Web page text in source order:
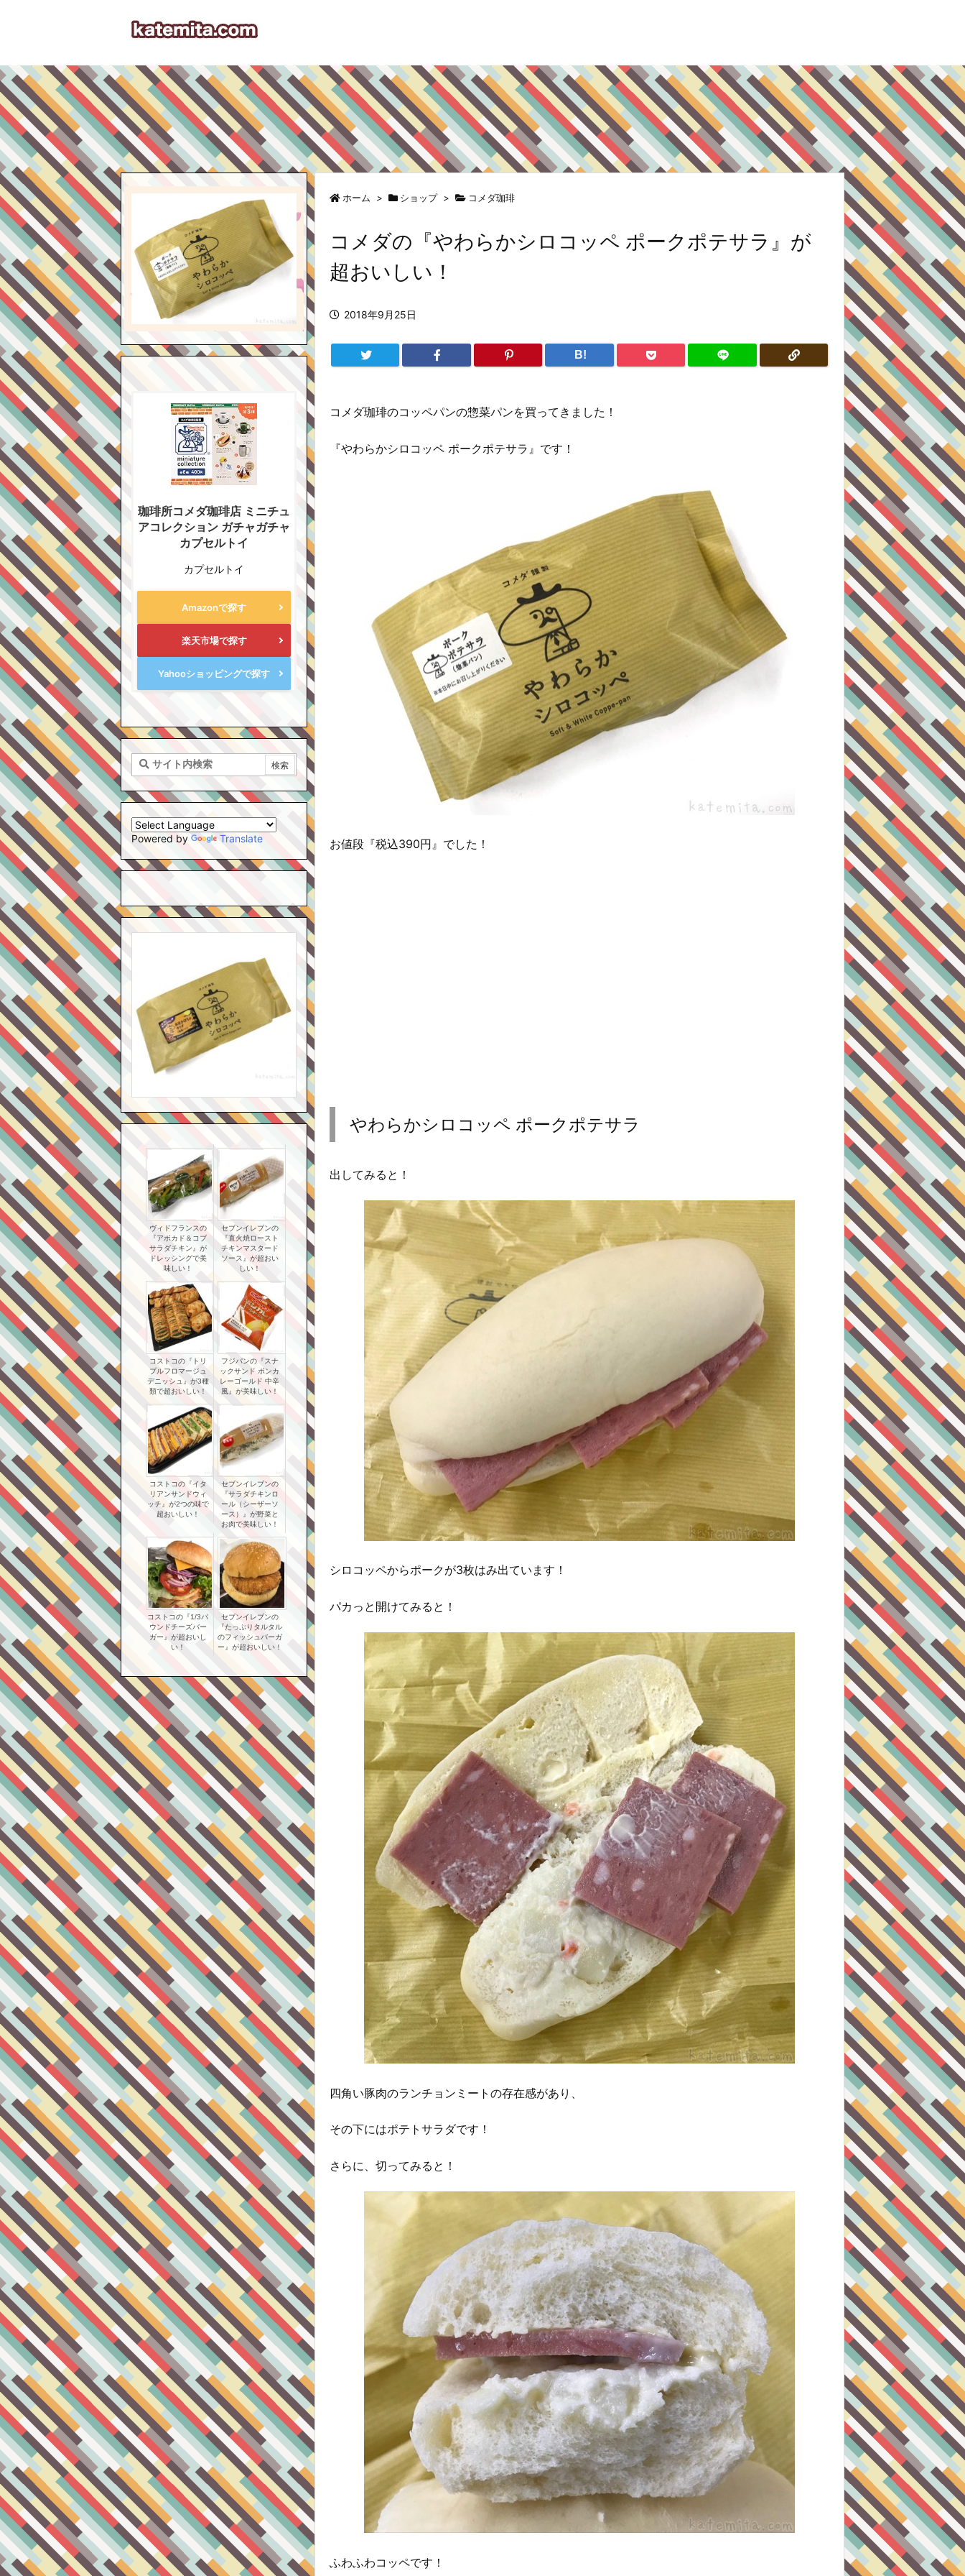
ホーム > ショップ > コメダ珈琲
コメダの『やわらかシロコッペ ポークポテサラ』が
超おいしい！
2018年9月25日
B!
コメダ珈琲のコッペパンの惣菜パンを買ってきました！
『やわらかシロコッペ ポークポテサラ』です！
お値段『税込390円』でした！
やわらかシロコッペ ポークポテサラ
出してみると！
シロコッペからポークが3枚はみ出ています！
パカっと開けてみると！
四角い豚肉のランチョンミートの存在感があり、
その下にはポテトサラダです！
さらに、切ってみると！
ふわふわコッペです！
珈琲所コメダ珈琲店 ミニチュ
アコレクション ガチャガチャ
カプセルトイ
カプセルトイ
Amazonで探す
楽天市場で探す
Yahooショッピングで探す
Powered by Translate
ヴィドフランスの
『アボカド＆コブ
サラダチキン』が
ドレッシングで美
味しい！
セブンイレブンの
『直火焼ロースト
チキンマスタード
ソース』が超おい
しい！
コストコの『トリ
プルフロマージュ
デニッシュ』が3種
類で超おいしい！
フジパンの『スナ
ックサンド ボンカ
レーゴールド 中辛
風』が美味しい！
コストコの『イタ
リアンサンドウィ
ッチ』が2つの味で
超おいしい！
セブンイレブンの
『サラダチキンロ
ール（シーザーソ
ース）』が野菜と
お肉で美味しい！
コストコの『1/3パ
ウンドチーズバー
ガー』が超おいし
い！
セブンイレブンの
『たっぷりタルタル
のフィッシュバーガ
ー』が超おいしい！